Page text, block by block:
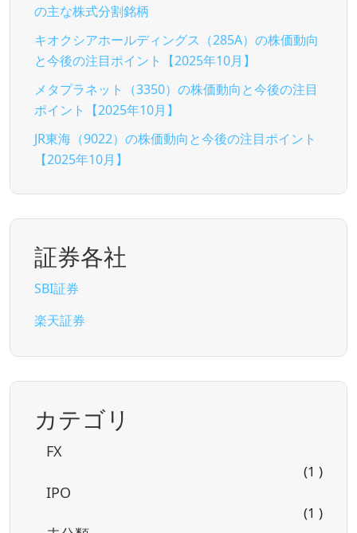
の主な株式分割銘柄
キオクシアホールディングス（285A）の株価動向
と今後の注目ポイント【2025年10月】
メタプラネット（3350）の株価動向と今後の注目
ポイント【2025年10月】
JR東海（9022）の株価動向と今後の注目ポイント
【2025年10月】
証券各社
SBI証券
楽天証券
カテゴリ
FX
(1 )
IPO
(1 )